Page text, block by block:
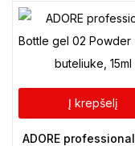
Į krepšelį
ADORE professional